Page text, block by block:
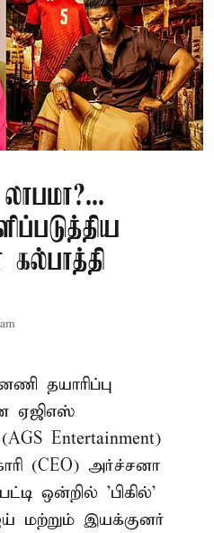
தயாரிப்பு
ஏஜிஎஸ்
Entertainment)
(CEO) அர்ச்சனா
ஒன்றில் 'பிகில்'
மற்றும் இயக்குனர்